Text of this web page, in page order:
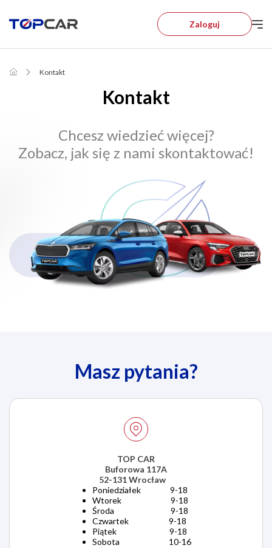
Zaloguj
Kontakt
Kontakt
Chcesz wiedzieć więcej?
Zobacz, jak się z nami skontaktować!
Masz pytania?
TOP CAR
Buforowa 117A
52-131 Wrocław
Poniedziałek 9-18
Wtorek 9-18
Środa 9-18
Czwartek 9-18
Piątek 9-18
Sobota 10-16